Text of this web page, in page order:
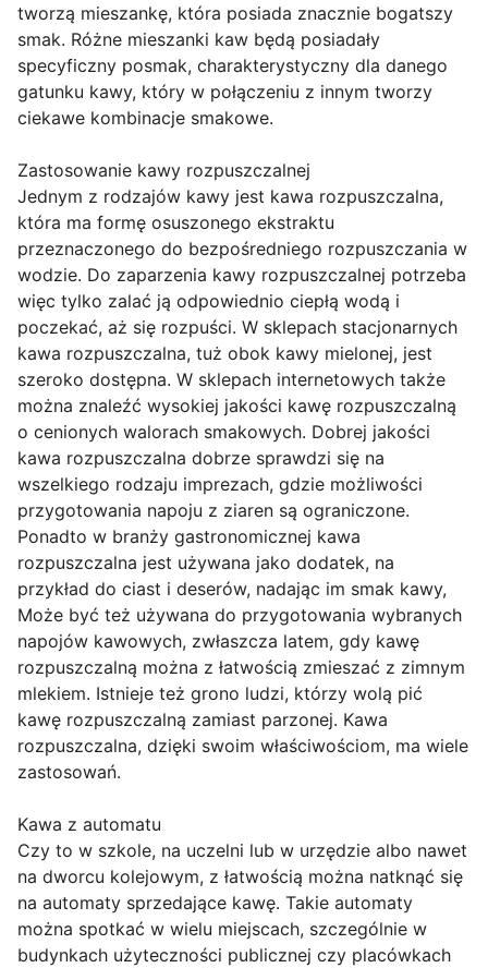
tworzą mieszankę, która posiada znacznie bogatszy
smak. Różne mieszanki kaw będą posiadały
specyficzny posmak, charakterystyczny dla danego
gatunku kawy, który w połączeniu z innym tworzy
ciekawe kombinacje smakowe.
Zastosowanie kawy rozpuszczalnej
Jednym z rodzajów kawy jest kawa rozpuszczalna,
która ma formę osuszonego ekstraktu
przeznaczonego do bezpośredniego rozpuszczania w
wodzie. Do zaparzenia kawy rozpuszczalnej potrzeba
więc tylko zalać ją odpowiednio ciepłą wodą i
poczekać, aż się rozpuści. W sklepach stacjonarnych
kawa rozpuszczalna, tuż obok kawy mielonej, jest
szeroko dostępna. W sklepach internetowych także
można znaleźć wysokiej jakości kawę rozpuszczalną
o cenionych walorach smakowych. Dobrej jakości
kawa rozpuszczalna dobrze sprawdzi się na
wszelkiego rodzaju imprezach, gdzie możliwości
przygotowania napoju z ziaren są ograniczone.
Ponadto w branży gastronomicznej kawa
rozpuszczalna jest używana jako dodatek, na
przykład do ciast i deserów, nadając im smak kawy,
Może być też używana do przygotowania wybranych
napojów kawowych, zwłaszcza latem, gdy kawę
rozpuszczalną można z łatwością zmieszać z zimnym
mlekiem. Istnieje też grono ludzi, którzy wolą pić
kawę rozpuszczalną zamiast parzonej. Kawa
rozpuszczalna, dzięki swoim właściwościom, ma wiele
zastosowań.
Kawa z automatu
Czy to w szkole, na uczelni lub w urzędzie albo nawet
na dworcu kolejowym, z łatwością można natknąć się
na automaty sprzedające kawę. Takie automaty
można spotkać w wielu miejscach, szczególnie w
budynkach użyteczności publicznej czy placówkach